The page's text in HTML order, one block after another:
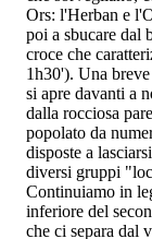
Ors: l'Herban e
poi a sbucare dal
croce che
1h30'). Una
si apre davanti a
dalla rocciosa
popolato da
disposte a
diversi gruppi
Continuiamo in
inferiore del
che ci separa dal